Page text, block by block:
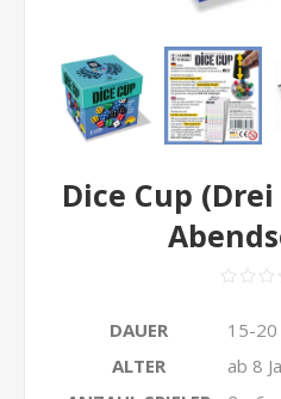
Dice Cup
DAUER
15-20
ALTER
ab 8